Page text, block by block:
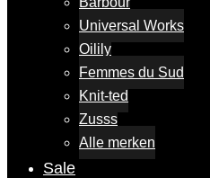
Universal Works
Oilily
Femmes du Sud
Knit-ted
Zusss
Alle merken
Sale